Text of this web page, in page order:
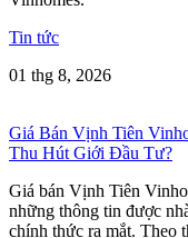
Tin tức
01 thg 8, 2026
Giá Bán Vịnh Tiên
Thu Hút Giới Đầu Tư?
Giá bán Vịnh Tiên
những thông tin được
chính thức ra mắt. Theo